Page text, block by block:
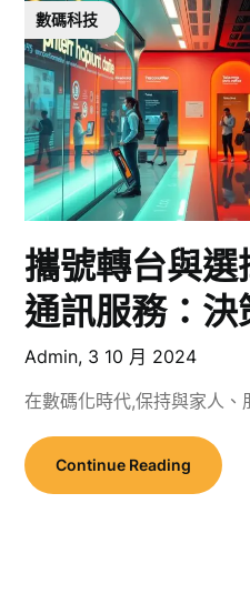
數碼科技
攜號轉台與
通訊服務：決
Admin, 3 10 月 2024
在數碼化時代,保持與家人、
Continue Reading